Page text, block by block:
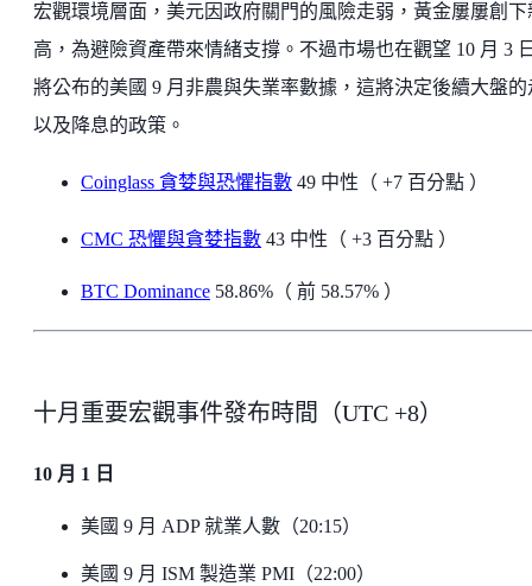
宏觀環境層面，美元因政府關門的風險走弱，黃金屢屢創下
高，為避險資產帶來情緒支撐。不過市場也在觀望 10 月 3
將公布的美國 9 月非農與失業率數據，這將決定後續大盤的
以及降息的政策。
Coinglass 貪婪與恐懼指數 49 中性（ +7 百分點 ）
CMC 恐懼與貪婪指數 43 中性（ +3 百分點 ）
BTC Dominance 58.86%（ 前 58.57% ）
十月重要宏觀事件發布時間（UTC +8）
10 月 1 日
美國 9 月 ADP 就業人數（20:15）
美國 9 月 ISM 製造業 PMI（22:00）